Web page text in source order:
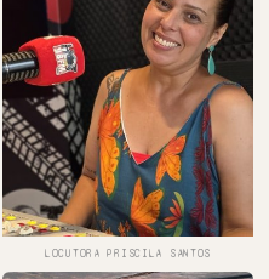
LOCUTORA PRISCILA SANTOS